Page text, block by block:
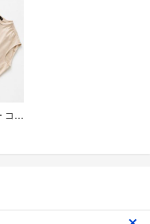
Drawer ドゥロワー コットン天竺ノースリーブプルオーバー サイズ2